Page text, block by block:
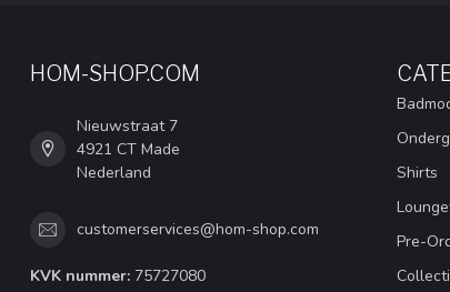
HOM-SHOP.COM
Nieuwstraat 7
4921 CT Made
Nederland
customerservices@hom-shop.com
KVK nummer: 75727080
Shirts
Pre-